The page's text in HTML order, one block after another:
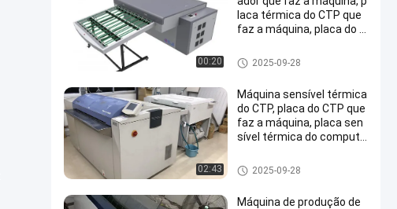
00:20
laca térmica do CTP que
faz a máquina, placa do C
máquina térmica do CTP
2025-09-28
02:43
Máquina sensível térmica
do CTP, placa do CTP que
faz a máquina, placa sen
sível térmica do computa
máquina térmica do CTP
2025-09-28
Máquina de produção de